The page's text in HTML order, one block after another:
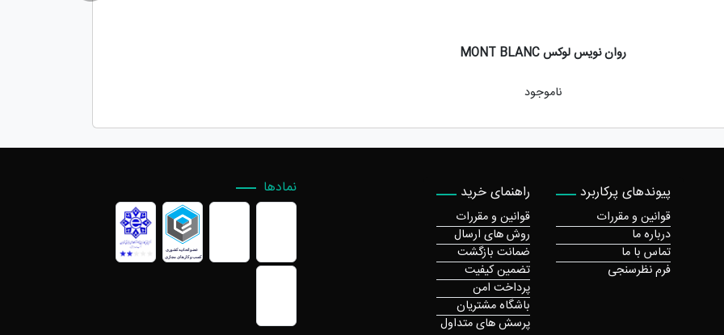
روان نویس لوکس MONT BLANC
ناموجود
پیوندهای پرکاربرد
قوانین و مقررات
درباره ما
تماس با ما
فرم نظرسنجی
راهنمای خرید
قوانین و مقررات
روش های ارسال
ضمانت بازگشت
تضمین کیفیت
پرداخت امن
باشگاه مشتریان
پرسش های متداول
نمادها